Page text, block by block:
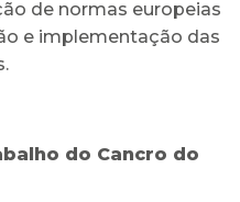
de normas europeias
e implementação das
do Cancro do